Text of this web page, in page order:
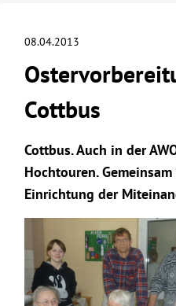
08.04.2013
Cottbus
Cottbus. Auch in der
Hochtouren.
Einrichtung der